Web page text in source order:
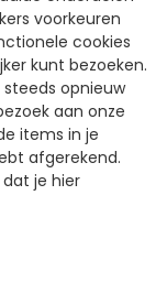
voorkeuren
cookies
kunt bezoeken.
opnieuw
aan onze
items in je
afgerekend.
je hier